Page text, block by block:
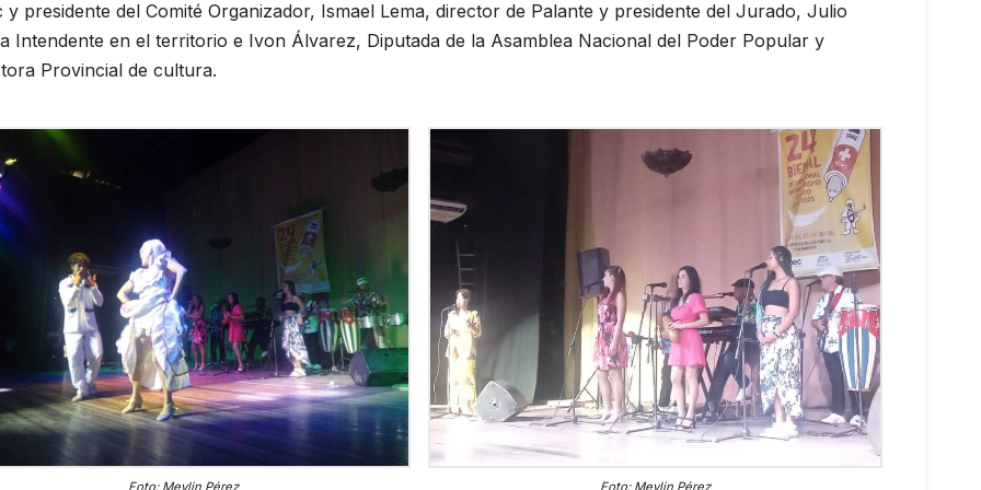
reconocimien
tos escritor
Ariguanabens
literarias
internacionale
s
y presidente del Comité Organizador, Ismael Lema, director de Palante y presidente del Jurado, Julio
Intendente en el territorio e Ivon Álvarez, Diputada de la Asamblea Nacional del Poder Popular y
Provincial de cultura.
Foto: Meylin Pérez Foto: Meylin Pérez